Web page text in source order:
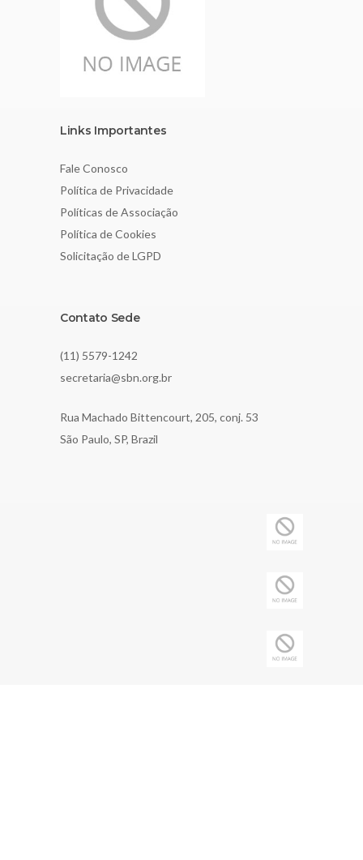
Links Importantes
Fale Conosco
Política de Privacidade
Políticas de Associação
Política de Cookies
Solicitação de LGPD
Contato Sede
(11) 5579-1242
secretaria@sbn.org.br
Rua Machado Bittencourt, 205, conj. 53
São Paulo, SP, Brazil